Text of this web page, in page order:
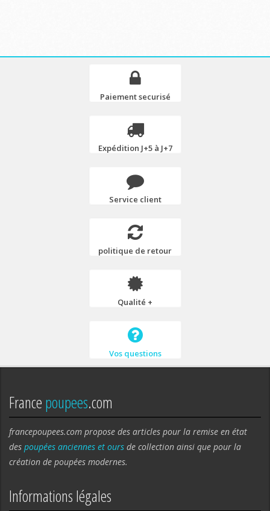
Paiement securisé
Expédition J+5 à J+7
Service client
politique de retour
Qualité +
Vos questions
Francepoupees.com
francepoupees.com propose des articles pour la remise en état
des poupées anciennes et ours de collection ainsi que pour la
création de poupées modernes.
Informations légales